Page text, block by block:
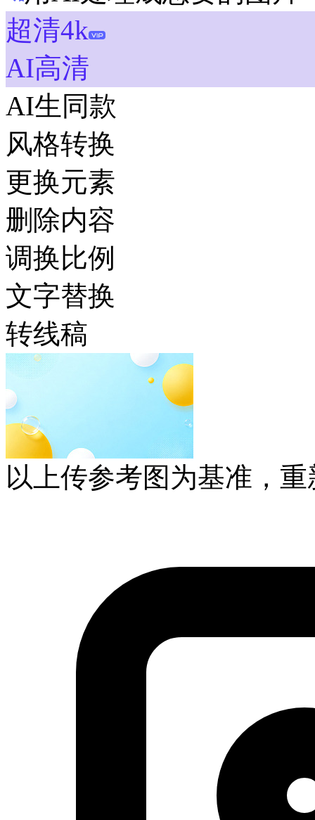
超清4k
AI高清
AI生同款
风格转换
更换元素
删除内容
调换比例
文字替换
转线稿
以上传参考图为基准，